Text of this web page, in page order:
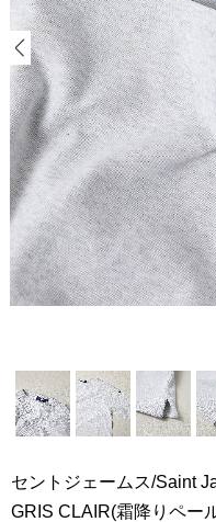
セントジェームス/Saint
GRIS CLAIR(霜降りペー